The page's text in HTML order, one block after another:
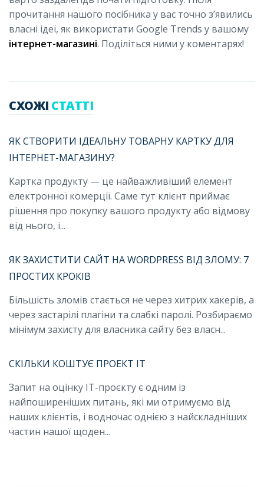
прочитання нашого посібника у вас точно з’явились
власні ідеї, як використати Google Trends у вашому
інтернет-магазині. Поділіться ними у коментарях!
СХОЖІ СТАТТІ
ЯК СТВОРИТИ ІДЕАЛЬНУ ТОВАРНУ КАРТКУ ДЛЯ
ІНТЕРНЕТ-МАГАЗИНУ?
Картка продукту — це найважливіший елемент
електронної комерції. Саме тут клієнт приймає
рішення про покупку вашого продукту або відмову
від нього, і...
ЯК ЗАХИСТИТИ САЙТ НА WORDPRESS ВІД ЗЛОМУ: 7
ПРОСТИХ КРОКІВ
Більшість зломів стається не через хитрих хакерів, а
через застарілі плагіни та слабкі паролі. Розбираємо
мінімум захисту для власника сайту без власн...
СКІЛЬКИ КОШТУЄ ПРОЕКТ IT
Запит на оцінку IT-проєкту є одним із
найпоширеніших питань, які ми отримуємо від
наших клієнтів, і водночас однією з найскладніших
частин нашої щоден...